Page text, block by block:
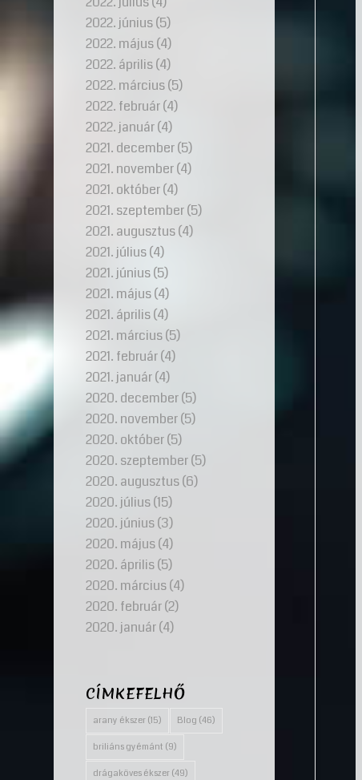
2022. június(5)
2022. május(4)
2022. április(4)
2022. március(5)
2022. február(4)
2022. január(4)
2021. december(5)
2021. november(4)
2021. október(4)
2021. szeptember(5)
2021. augusztus(4)
2021. július(4)
2021. június(5)
2021. május(4)
2021. április(4)
2021. március(5)
2021. február(4)
2021. január(4)
2020. december(5)
2020. november(5)
2020. október(5)
2020. szeptember(5)
2020. augusztus(6)
2020. július(15)
2020. június(3)
2020. május(4)
2020. április(5)
2020. március(4)
2020. február(2)
2020. január(4)
CÍMKEFELHŐ
arany ékszer (15) Blog (46)
briliáns gyémánt (9)
drágaköves ékszer (49)